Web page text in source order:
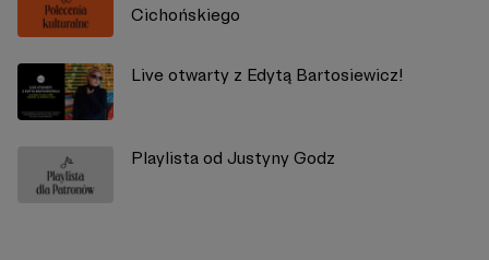
Cichońskiego
Live otwarty z Edytą Bartosiewicz!
Playlista od Justyny Godz